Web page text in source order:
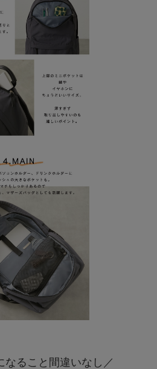
なること間違いなし／